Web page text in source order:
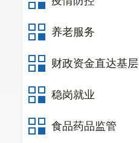
养老服务
财政资金直达基层
稳岗就业
食品药品监管